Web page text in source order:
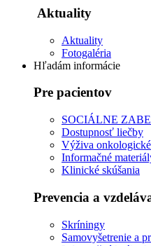
Aktuality
Aktuality
Fotogaléria
Hľadám informácie
Pre pacientov
SOCIÁLNE
Dostupnosť liečby
Výživa
Informačné
Klinické skúšania
Prevencia a
Skríningy
Samovyšetrenie a